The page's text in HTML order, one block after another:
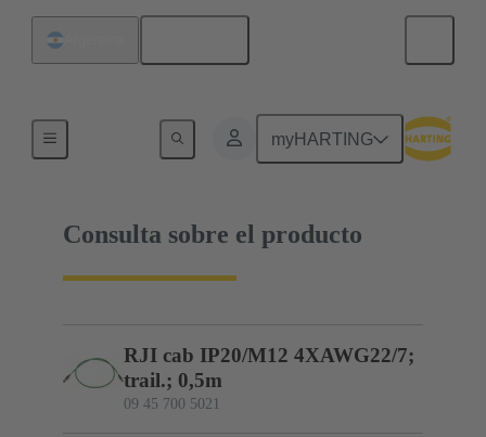
myHARTING
09 45 700 5021
Consulta sobre el producto
RJI cab IP20/M12 4XAWG22/7;
trail.; 0,5m
09 45 700 5021